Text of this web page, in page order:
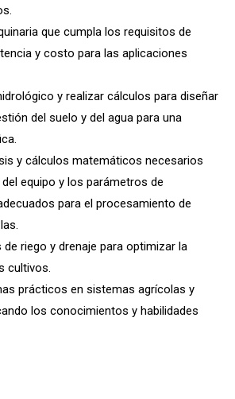
que cumpla los requisitos de
y costo para las aplicaciones
y realizar cálculos para diseñar
del suelo y del agua para una
y cálculos matemáticos necesarios
equipo y los parámetros de
para el procesamiento de
riego y drenaje para optimizar la
cultivos.
prácticos en sistemas agrícolas y
los conocimientos y habilidades